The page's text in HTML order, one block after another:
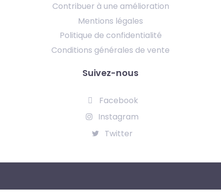
Contribuer à une amélioration
Mentions légales
Politique de confidentialité
Conditions générales de vente
Suivez-nous
Facebook
Instagram
Twitter